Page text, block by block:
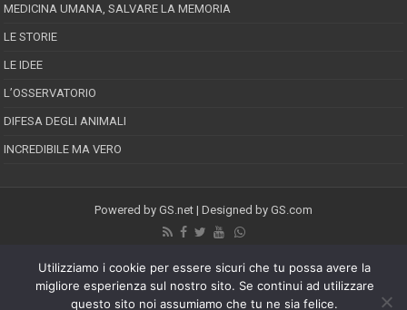
MEDICINA UMANA, SALVARE LA MEMORIA
LE STORIE
LE IDEE
L’OSSERVATORIO
DIFESA DEGLI ANIMALI
INCREDIBILE MA VERO
Powered by GS.net | Designed by GS.com
Registrazione Tribunale di Pescara reg. speciale della stampa n.08/2012
Direttore responsabile: Maurizio Piccinino
Iscrizione al ROC n.22607
Utilizziamo i cookie per essere sicuri che tu possa avere la
migliore esperienza sul nostro sito. Se continui ad utilizzare
questo sito noi assumiamo che tu ne sia felice.